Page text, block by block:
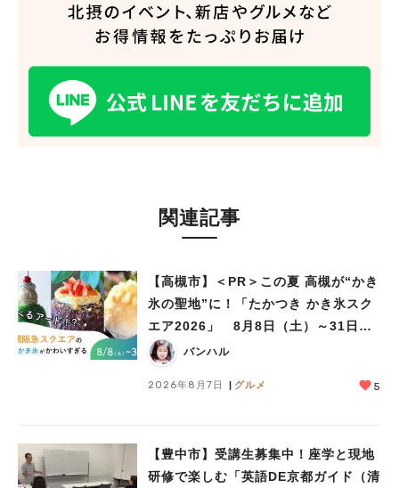
関連記事
【高槻市】＜PR＞この夏 高槻が“かき
氷の聖地”に！「たかつき かき氷スク
エア2026」 8月8日（土）～31日
（月）バンハル
2026年8月7日 グルメ 5
【豊中市】受講生募集中！座学と現地
研修で楽しむ「英語DE京都ガイド（清